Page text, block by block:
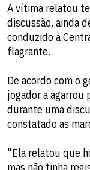
A vítima relatou
discussão, ainda
conduzido à
flagrante.
De acordo com o
jogador a
durante uma
constatado as
"Ela relatou que
mas não tinha